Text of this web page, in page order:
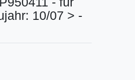
10/07 > -